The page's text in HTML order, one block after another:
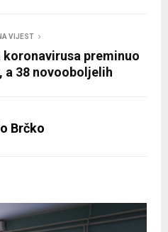
VIJEST
preminuo
a 38 novooboljelih
Brčko